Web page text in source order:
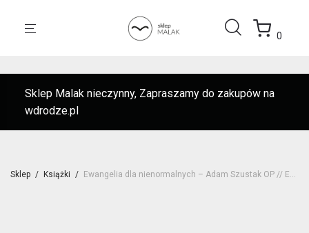
0
Sklep Malak nieczynny, Zapraszamy do zakupów na
wdrodze.pl
Sklep / Książki / Ewangelia dla nienormalnych – Adam Szustak OP // EBOOK